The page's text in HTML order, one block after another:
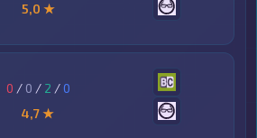
5,0 ★
0 / 0 / 2 /0
4,7 ★